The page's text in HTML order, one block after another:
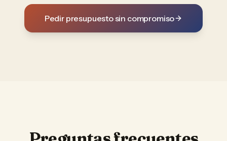
Pedir presupuesto sin compromiso